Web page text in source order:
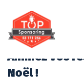
Animez vos
Noël !